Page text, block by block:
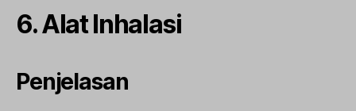
6.Alat Inhalasi
Penjelasan